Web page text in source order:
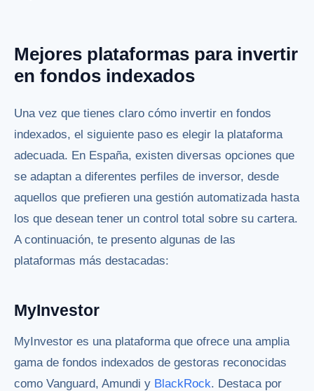
Mejores plataformas para invertir
en fondos indexados
Una vez que tienes claro cómo invertir en fondos
indexados, el siguiente paso es elegir la plataforma
adecuada. En España, existen diversas opciones que
se adaptan a diferentes perfiles de inversor, desde
aquellos que prefieren una gestión automatizada hasta
los que desean tener un control total sobre su cartera.
A continuación, te presento algunas de las
plataformas más destacadas:
MyInvestor
MyInvestor es una plataforma que ofrece una amplia
gama de fondos indexados de gestoras reconocidas
como Vanguard, Amundi y BlackRock. Destaca por